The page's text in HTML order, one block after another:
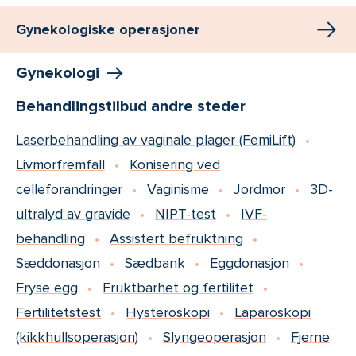
Gynekologiske operasjoner
Gynekologi
Behandlingstilbud andre steder
Laserbehandling av vaginale plager (FemiLift)
Livmorfremfall
Konisering ved
celleforandringer
Vaginisme Jordmor
3D-
ultralyd av gravide
NIPT-test
IVF-
behandling
Assistert befruktning
Sæddonasjon
Sædbank
Eggdonasjon
Fryse egg
Fruktbarhet og fertilitet
Fertilitetstest
Hysteroskopi
Laparoskopi
(kikkhullsoperasjon)
Slyngeoperasjon
Fjerne